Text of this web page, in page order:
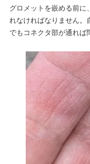
グロメットを嵌める前に
れなければなりません。
でもコネクタ部が通れば